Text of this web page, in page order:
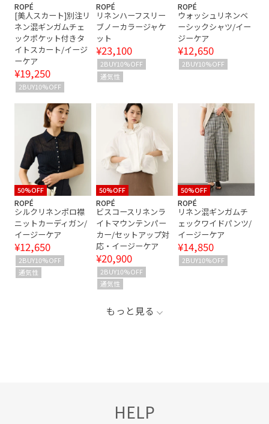
ROPÉ
[美人スカート]別注リ
ネン混ギンガムチェ
ックポケット付きタ
イトスカート/イージ
ーケア
¥19,250
2BUY10%OFF
ROPÉ
リネンハーフスリー
ブノーカラージャケ
ット
¥23,100
2BUY10%OFF
通気性
ROPÉ
ウォッシュリネンベ
ーシックシャツ/イー
ジーケア
¥12,650
2BUY10%OFF
50%OFF
ROPÉ
シルクリネンポロ襟
ニットカーディガン/
イージーケア
¥12,650
2BUY10%OFF
通気性
50%OFF
ROPÉ
ビスコースリネンラ
イトマウンテンパー
カー/セットアップ対
応・イージーケア
¥20,900
2BUY10%OFF
通気性
50%OFF
ROPÉ
リネン混ギンガムチ
ェックワイドパンツ/
イージーケア
¥14,850
2BUY10%OFF
もっと見る
HELP